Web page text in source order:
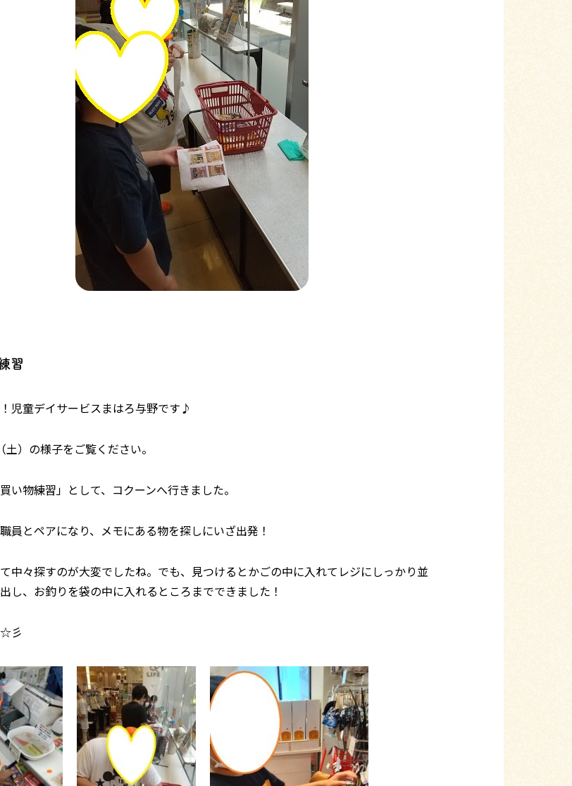
習
児童デイサービスまはろ与野です♪
）の様子をご覧ください。
い物練習」として、コクーンへ行きました。
員とペアになり、メモにある物を探しにいざ出発！
中々探すのが大変でしたね。でも、見つけるとかごの中に入れてレジにしっかり並
し、お釣りを袋の中に入れるところまでできました！
彡